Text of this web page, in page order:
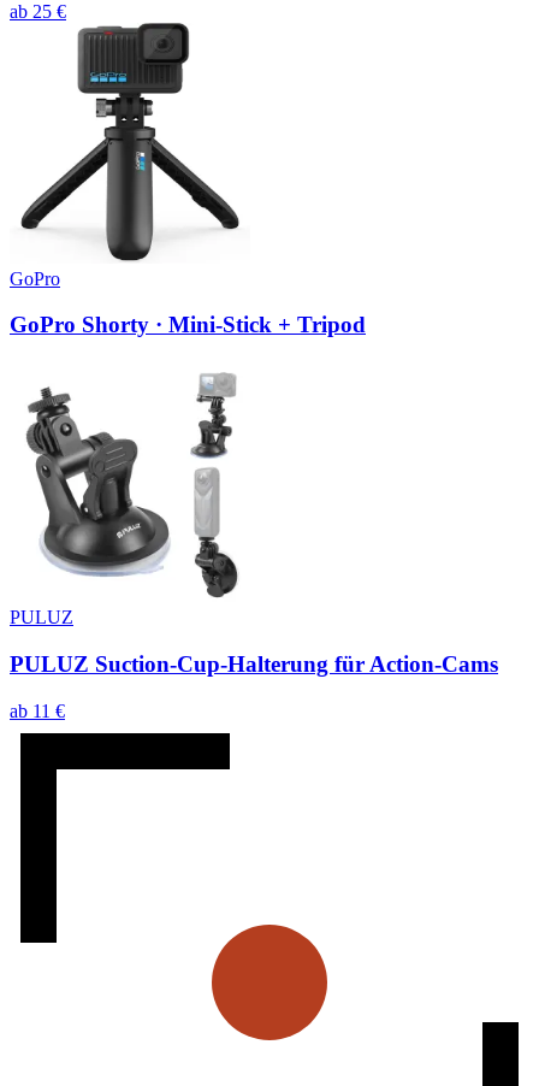
ab 25 €
GoPro
GoPro Shorty · Mini-Stick + Tripod
PULUZ
PULUZ Suction-Cup-Halterung für Action-Cams
ab 11 €